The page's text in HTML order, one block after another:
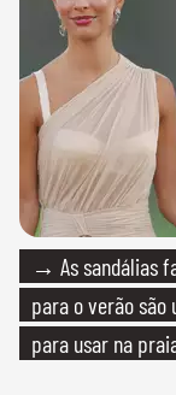
→ As sandálias
para o verão
para usar na